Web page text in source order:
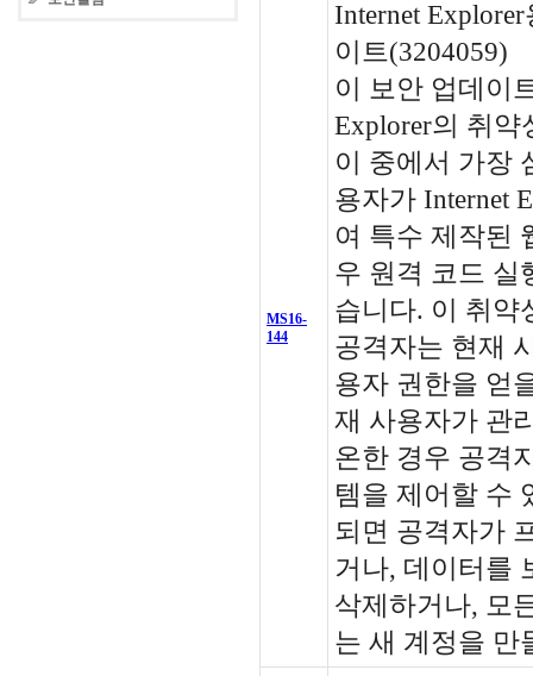
MS16-
144
Internet
이트(3204059)
이 보안 업데이
Explorer의 취약
이 중에서 가장
용자가 Internet
여 특수 제작된
우 원격 코드 실
습니다. 이 취약
공격자는 현재
용자 권한을 얻
재 사용자가 관
온한 경우 공격
템을 제어할 수
되면 공격자가
거나, 데이터를
삭제하거나, 모
는 새 계정을 만